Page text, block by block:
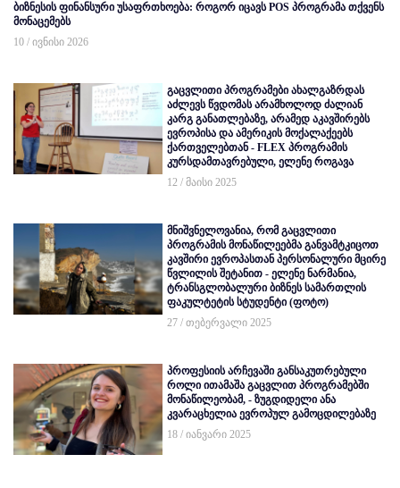
ბიზნესის ფინანსური უსაფრთხოება: როგორ იცავს POS პროგრამა თქვენს
მონაცემებს
10 / ივნისი 2026
გაცვლითი პროგრამები ახალგაზრდას
აძლევს წვდომას არამხოლოდ ძალიან
კარგ განათლებაზე, არამედ აკავშირებს
ევროპისა და ამერიკის მოქალაქეებს
ქართველებთან - FLEX პროგრამის
კურსდამთავრებული, ელენე როგავა
12 / მაისი 2025
მნიშვნელოვანია, რომ გაცვლითი
პროგრამის მონაწილეებმა განვამტკიცოთ
კავშირი ევროპასთან პერსონალური მცირე
წვლილის შეტანით - ელენე ნარმანია,
ტრანსგლობალური ბიზნეს სამართლის
ფაკულტეტის სტუდენტი (ფოტო)
27 / თებერვალი 2025
პროფესიის არჩევაში განსაკუთრებული
როლი ითამაშა გაცვლით პროგრამებში
მონაწილეობამ, - ზუგდიდელი ანა
კვარაცხელია ევროპულ გამოცდილებაზე
18 / იანვარი 2025